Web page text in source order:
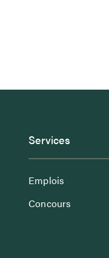
Services
Emplois
Concours